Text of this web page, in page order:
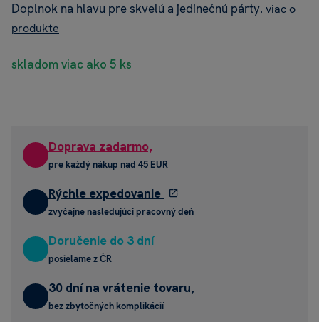
Doplnok na hlavu pre skvelú a jedinečnú párty. viac o
produkte
skladom viac ako 5 ks
Doprava zadarmo,
pre každý nákup nad 45 EUR
Rýchle expedovanie
zvyčajne nasledujúci pracovný deň
Doručenie do 3 dní
posielame z ČR
30 dní na vrátenie tovaru,
bez zbytočných komplikácií